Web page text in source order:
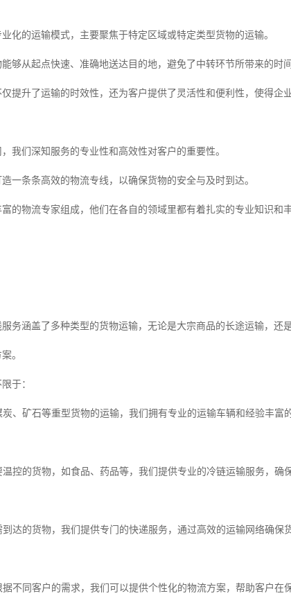
化的运输模式，主要聚焦于特定区域或特定类型货物的运输。
够从起点快速、准确地送达目的地，避免了中转环节所带来的时
提升了运输的时效性，还为客户提供了灵活性和便利性，使得企
我们深知服务的专业性和高效性对客户的重要性。
一条条高效的物流专线，以确保货物的安全与及时到达。
的物流专家组成，他们在各自的领域里都有着扎实的专业知识和
务涵盖了多种类型的货物运输，无论是大宗商品的长途运输，还
。
于：
、矿石等重型货物的运输，我们拥有专业的运输车辆和经验丰富
控的货物，如食品、药品等，我们提供专业的冷链运输服务，确
达的货物，我们提供专门的快递服务，通过高效的运输网络确保
不同客户的需求，我们可以提供个性化的物流方案，帮助客户在